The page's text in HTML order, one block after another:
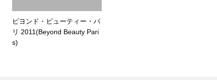
ビヨンド・ビューティー・パ
リ 2011(Beyond Beauty Pari
s)